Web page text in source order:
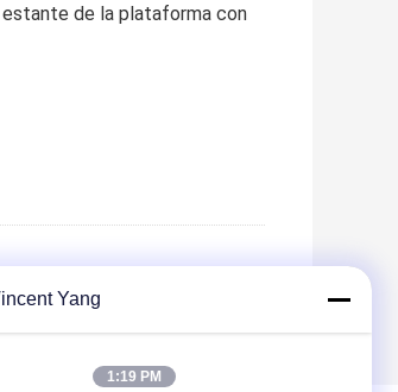
estante de la plataforma con
Yang
1:19 PM